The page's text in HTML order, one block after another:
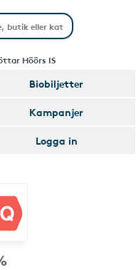
Höörs IS
Biobiljetter
Kampanjer
Logga in